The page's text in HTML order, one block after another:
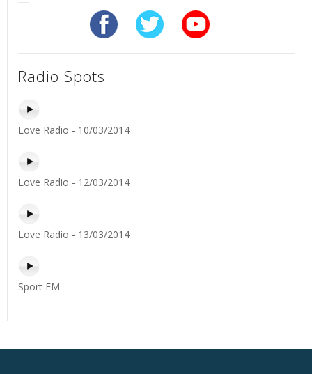
Radio Spots
Love Radio - 10/03/2014
Love Radio - 12/03/2014
Love Radio - 13/03/2014
Sport FM